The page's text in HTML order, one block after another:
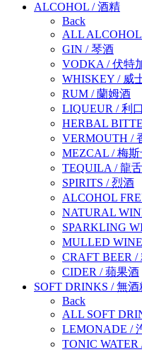
ALCOHOL /酒精
Back
ALL ALCOHOL
GIN /琴酒
VODKA /伏特
WHISKEY / 威
RUM /蘭姆酒
LIQUEUR /利
HERBAL
VERMOUTH /
MEZCAL /梅斯
TEQUILA /龍
SPIRITS /烈酒
ALCOHOL
NATURAL
SPARKLING
MULLED WINE
CRAFT BEER /
CIDER /蘋果酒
SOFT DRINKS /無酒
Back
ALL SOFT
LEMONADE /
TONIC WATER